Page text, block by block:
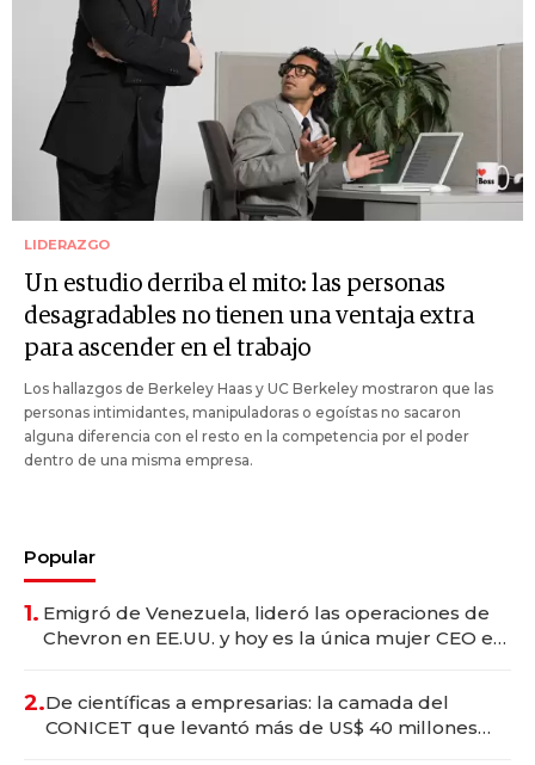
LIDERAZGO
Un estudio derriba el mito: las personas
desagradables no tienen una ventaja extra
para ascender en el trabajo
Los hallazgos de Berkeley Haas y UC Berkeley mostraron que las
personas intimidantes, manipuladoras o egoístas no sacaron
alguna diferencia con el resto en la competencia por el poder
dentro de una misma empresa.
Popular
1. Emigró de Venezuela, lideró las operaciones de
Chevron en EE.UU. y hoy es la única mujer CEO en
2.De científicas a empresarias: la camada del
CONICET que levantó más de US$ 40 millones